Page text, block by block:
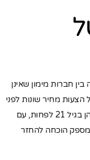
חברות מימון שאינן
הצעות מחיר שונות לפני
אישור ההלוואה. הדרישות הכלליות להלוואת צ'ק-אין הן בגיל 21 לפחות, עם
הוכחה להחזר